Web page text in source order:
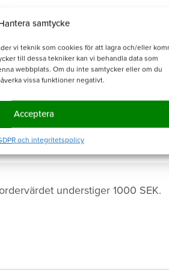
samtycke
vi teknik som cookies för att lagra och/eller
till dessa tekniker kan vi behandla data som
webbplats. Om du inte samtycker eller om du
vissa funktioner negativt.
Acceptera
och integritetspolicy
understiger 1000 SEK.